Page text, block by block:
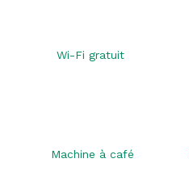
Wi-Fi gratuit
Machine à café